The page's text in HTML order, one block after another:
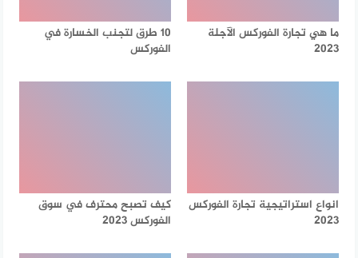
ما هي تجارة الفوركس الآجلة
2023
10 طرق لتجنب الخسارة في
الفوركس
انواع استراتيجية تجارة الفوركس
2023
كيف تصبح محترف في سوق
الفوركس 2023